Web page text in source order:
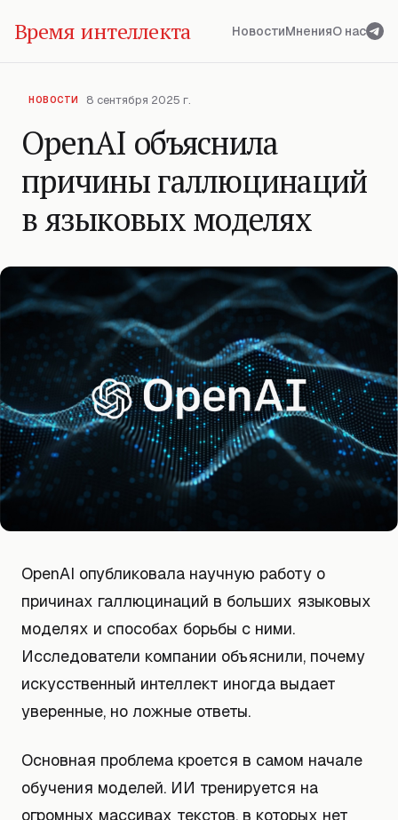
Время интеллекта НовостиМненияО нас
НОВОСТИ 8 сентября 2025 г.
OpenAI объяснила
причины галлюцинаций
в языковых моделях
OpenAI опубликовала научную работу о
причинах галлюцинаций в больших языковых
моделях и способах борьбы с ними.
Исследователи компании объяснили, почему
искусственный интеллект иногда выдает
уверенные, но ложные ответы.
Основная проблема кроется в самом начале
обучения моделей. ИИ тренируется на
огромных массивах текстов, в которых нет